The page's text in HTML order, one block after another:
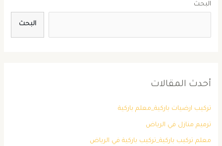
البحث
البحث
أحدث المقالات
تركيب ارضيات باركية_معلم باركية
ترميم منازل في الرياض
معلم تركيب باركية_تركيب باركية في الرياض